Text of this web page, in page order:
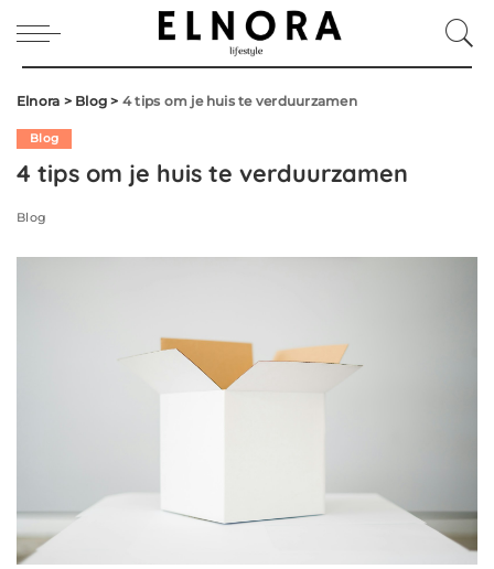
Elnora > Blog > 4 tips om je huis te verduurzamen
Blog
4 tips om je huis te verduurzamen
Blog